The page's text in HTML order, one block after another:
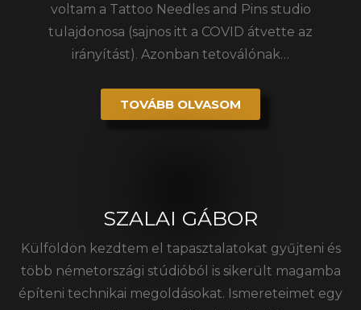
voltam a Tattoo Needles and Pins studio
tulajdonosa (sajnos itt a COVID átvette az
irányítást). Azonban tetoválónak…
TOVÁBB OLVASOM
SZALAI GÁBOR
Külföldön kezdtem el tapasztalatokat gyűjteni és
több németországi stúdióból is sikerült magamba
építeni technikai megoldásokat. Ismereteimet egy